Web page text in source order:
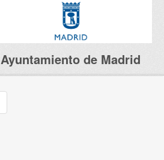
Ayuntamiento de Madrid